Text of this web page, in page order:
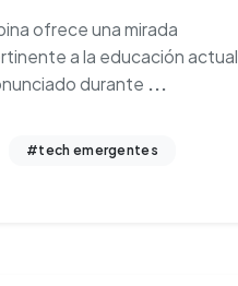
ofrece una mirada
a la educación actual
durante ...
#tech emergentes